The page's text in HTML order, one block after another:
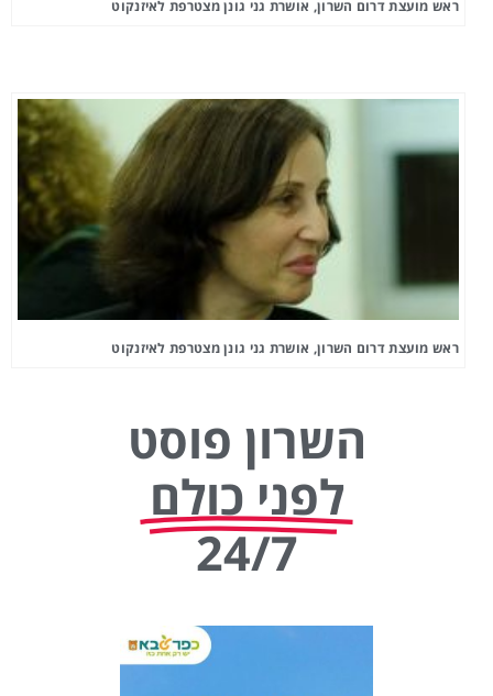
ראש מועצת דרום השרון, אושרת גני גונן מצטרפת לאיזנקוט
ראש מועצת דרום השרון, אושרת גני גונן מצטרפת לאיזנקוט
השרון פוסט
לפני כולם
24/7